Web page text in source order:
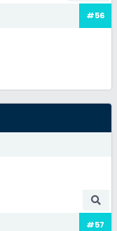
#56
#57